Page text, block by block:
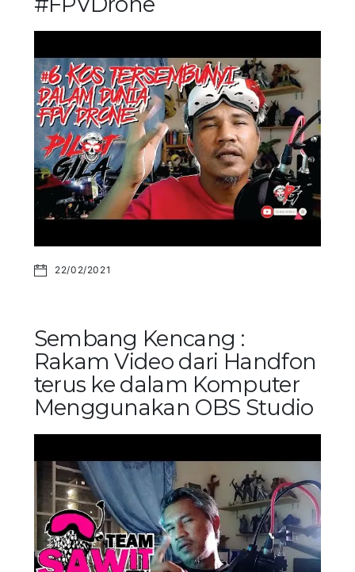
22/02/2021
Sembang Kencang :
Rakam Video dari Handfon
terus ke dalam Komputer
Menggunakan OBS Studio